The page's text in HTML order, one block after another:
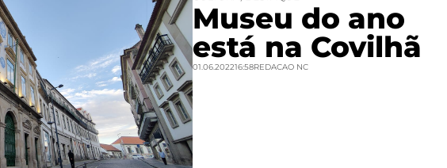
Museu do ano
está na Covilhã
01.06.202216:58REDACAO NC